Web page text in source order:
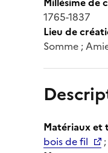
1765-1837
Lieu de
Somme ;
Matériaux et
bois de fil
;